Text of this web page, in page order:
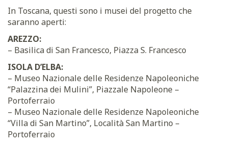
In Toscana, questi sono i musei del progetto che
saranno aperti:
AREZZO:
– Basilica di San Francesco, Piazza S. Francesco
ISOLA D’ELBA:
– Museo Nazionale delle Residenze Napoleoniche
“Palazzina dei Mulini”, Piazzale Napoleone –
Portoferraio
– Museo Nazionale delle Residenze Napoleoniche
“Villa di San Martino”, Località San Martino –
Portoferraio